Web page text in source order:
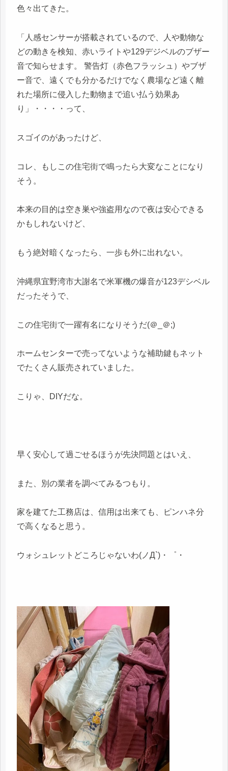
色々出てきた。
「人感センサーが搭載されているので、人や動物な
どの動きを検知、赤いライトや129デジベルのブザー
音で知らせます。 警告灯（赤色フラッシュ）やブザ
ー音で、遠くでも分かるだけでなく農場など遠く離
れた場所に侵入した動物まで追い払う効果あ
り」・・・・って、
スゴイのがあったけど、
コレ、もしこの住宅街で鳴ったら大変なことになり
そう。
本来の目的は空き巣や強盗用なので夜は安心できる
かもしれないけど、
もう絶対暗くなったら、一歩も外に出れない。
沖縄県宜野湾市大謝名で米軍機の爆音が123デシベル
だったそうで、
この住宅街で一躍有名になりそうだ(＠_＠;)
ホームセンターで売ってないような補助鍵もネット
でたくさん販売されていました。
こりゃ、DIYだな。
早く安心して過ごせるほうが先決問題とはいえ、
また、別の業者を調べてみるつもり。
家を建てた工務店は、信用は出来ても、ピンハネ分
で高くなると思う。
ウォシュレットどころじゃないわ(ノД`)・゜・